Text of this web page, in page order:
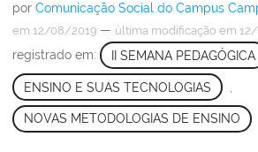
por Comunicação Social do Campus
em 12/08/2019 — última modificação em
registrado em: II SEMANA PEDAGÓGICA
ENSINO E SUAS TECNOLOGIAS
NOVAS METODOLOGIAS DE ENSINO